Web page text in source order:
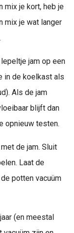
mix je kort, heb je
mix je wat langer
jam op een
in de koelkast als
Als de jam
blijft dan
opnieuw testen.
de jam. Sluit
Laat de
potten vacuüm
(en meestal